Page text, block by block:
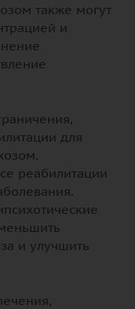
также могут
и
для
реабилитации
и улучшить